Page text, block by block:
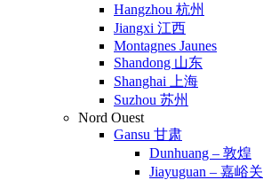
Hangzhou 杭州
Jiangxi 江西
Montagnes Jaunes
Shandong 山东
Shanghai 上海
Suzhou 苏州
Nord Ouest
Gansu 甘肃
Dunhuang – 敦煌
Jiayuguan – 嘉峪关